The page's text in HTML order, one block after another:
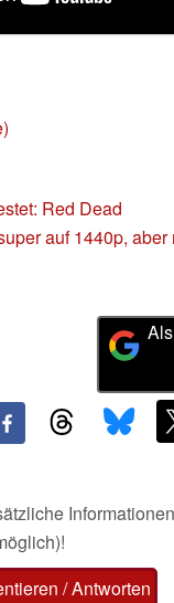
Red Dead
auf 1440p, aber
/ Antworten